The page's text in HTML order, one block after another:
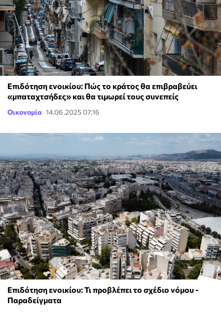
Επιδότηση ενοικίου: Πώς το κράτος θα επιβραβεύει
«μπαταχτσήδες» και θα τιμωρεί τους συνεπείς
Οικονομία 14.06.2025 07:16
Επιδότηση ενοικίου: Τι προβλέπει το σχέδιο νόμου -
Παραδείγματα